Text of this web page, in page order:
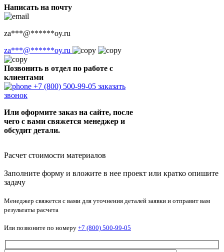
Написать на почту
za***@******oy.ru
za***@******oy.ru
Позвонить в отдел по работе с
клиентами
+7 (800) 500-99-05 заказать
звонок
Или оформите заказ на сайте, после
чего с вами свяжется менеджер и
обсудит детали.
Расчет стоимости материалов
Заполните форму и вложите в нее проект или кратко опишите
задачу
Менеджер свяжется с вами для уточнения деталей заявки и отправит вам
результаты расчета
Или позвоните по номеру +7 (800) 500-99-05